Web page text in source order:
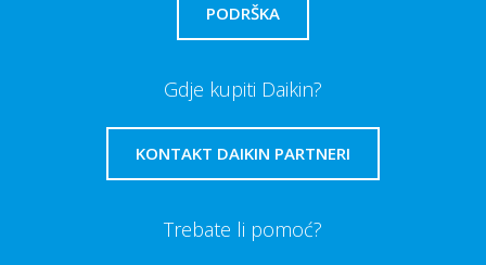
PODRŠKA
Gdje kupiti Daikin?
KONTAKT DAIKIN PARTNERI
Trebate li pomoć?